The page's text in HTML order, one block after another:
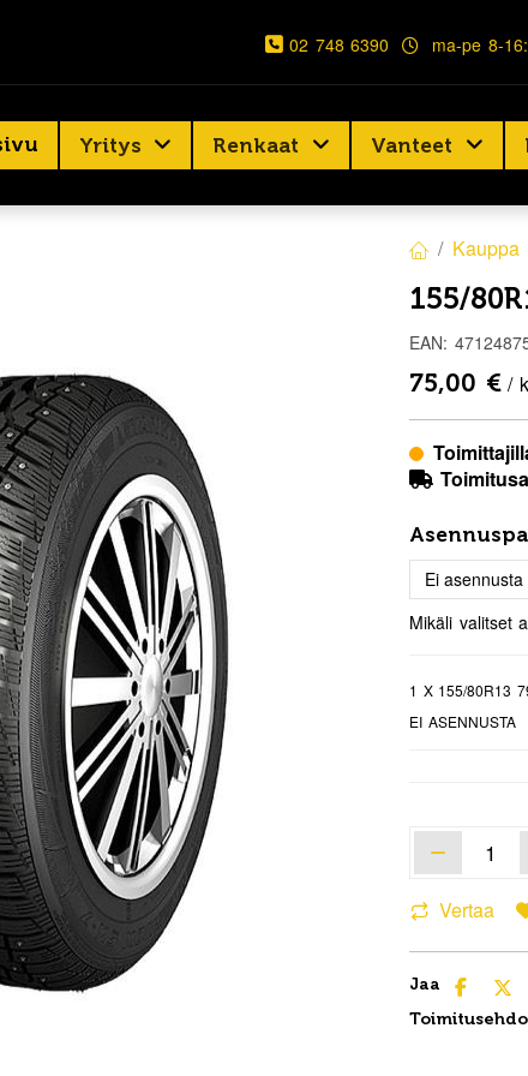
02 748 6390 ma-pe 8-
Yritys Renkaat Vanteet
Kauppa
155/
EAN:
75,00 € /
Mikäli valitset
1 X 155/80R13
EI ASENNUSTA
Vertaa
Jaa